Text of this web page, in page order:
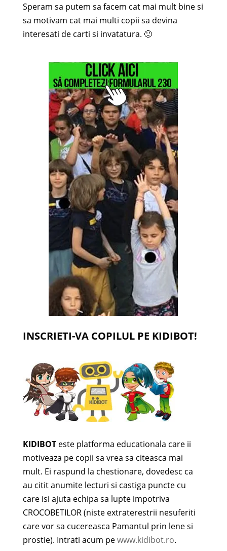
Speram sa putem sa facem cat mai mult bine si
sa motivam cat mai multi copii sa devina
interesati de carti si invatatura. 🙂
INSCRIETI-VA COPILUL PE KIDIBOT!
KIDIBOTeste platforma educationala care ii
motiveaza pe copii sa vrea sa citeasca mai
mult. Ei raspund la chestionare, dovedesc ca
au citit anumite lecturi si castiga puncte cu
care isi ajuta echipa sa lupte impotriva
CROCOBETILOR (niste extraterestrii nesuferiti
care vor sa cucereasca Pamantul prin lene si
prostie). Intrati acum pewww.kidibot.ro.